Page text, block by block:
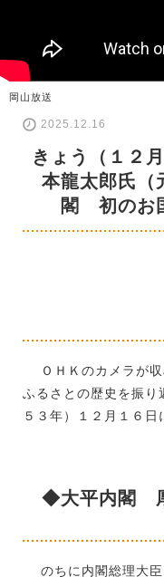
岡山放送
2025.12.16
きょう（１２
本龍太郎氏（
閣 初のお
ＯＨＫのカメラが収
ふるさとの歴史を振り
５３年）１２月１６日
◆大平内閣
のちに内閣総理大臣